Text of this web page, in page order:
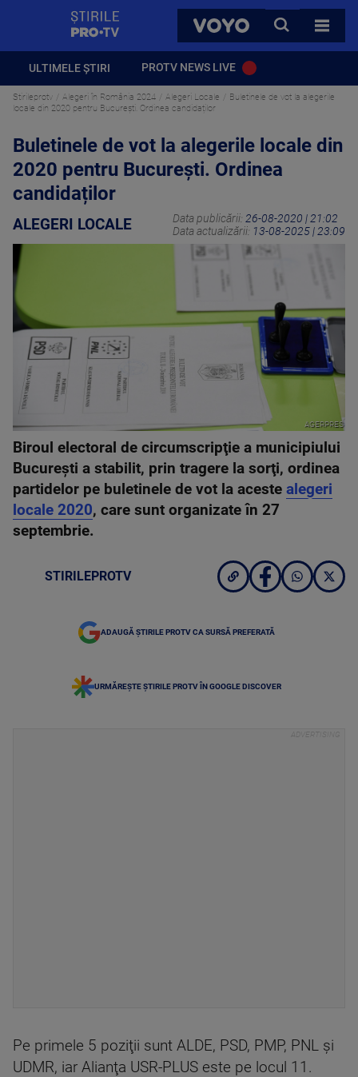
VOYO
CAUTA
TOATE
ULTIMELE ȘTIRI PROTV NEWS LIVE
Stirileprotv Alegeri în România 2024 Alegeri Locale
Buletinele de vot la alegerile
locale din 2020 pentru București. Ordinea candidaților
Buletinele de vot la alegerile locale din
2020 pentru București. Ordinea
candidaților
ALEGERI LOCALE Data publicării: 26-08-2020 | 21:02
Data actualizării: 13-08-2025 | 23:09
AGERPRES
Biroul electoral de circumscripţie a municipiului
Bucureşti a stabilit, prin tragere la sorţi, ordinea
partidelor pe buletinele de vot la aceste alegeri
locale 2020, care sunt organizate în 27
septembrie.
STIRILEPROTV
ADAUGĂ ȘTIRILE PROTV CA SURSĂ PREFERATĂ
URMĂREȘTE ȘTIRILE PROTV ÎN GOOGLE DISCOVER
Pe primele 5 poziţii sunt ALDE, PSD, PMP, PNL şi
UDMR, iar Alianţa USR-PLUS este pe locul 11.